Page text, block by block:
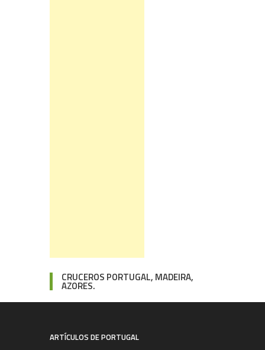
CRUCEROS PORTUGAL, MADEIRA,
AZORES.
ARTÍCULOS DE PORTUGAL